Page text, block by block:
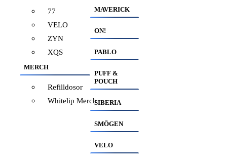
77
VELO
ZYN
XQS
MERCH
Refilldosor
Whitelip Merch
MAVERICK
ON!
PABLO
PUFF &
POUCH
SIBERIA
SMÖGEN
VELO